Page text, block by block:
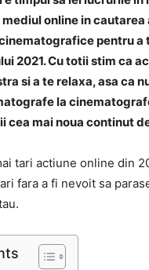
online in cautarea
pentru a
2021. Cu totii stim ca
si a te relaxa, asa ca
la
cea mai noua continut
tari actiune online din
fara a fi nevoit sa